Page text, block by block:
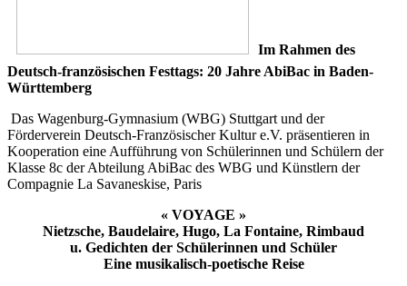
Im Rahmen des
Deutsch-französischen Festtags: 20 Jahre AbiBac in Baden-
Württemberg
Das Wagenburg-Gymnasium (WBG) Stuttgart und der
Förderverein Deutsch-Französischer Kultur e.V. präsentieren in
Kooperation eine Aufführung von Schülerinnen und Schülern der
Klasse 8c der Abteilung AbiBac des WBG und Künstlern der
Compagnie La Savaneskise, Paris
« VOYAGE »
Nietzsche, Baudelaire, Hugo, La Fontaine, Rimbaud
u. Gedichten der Schülerinnen und Schüler
Eine musikalisch-poetische Reise